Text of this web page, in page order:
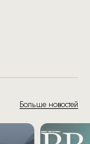
Больше новостей